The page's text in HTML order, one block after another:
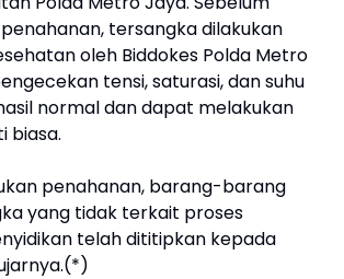
tersangka dilakukan
oleh Biddokes Polda Metro
tensi, saturasi, dan suhu
normal dan dapat melakukan
biasa.
penahanan, barang-barang
yang tidak terkait proses
telah dititipkan kepada